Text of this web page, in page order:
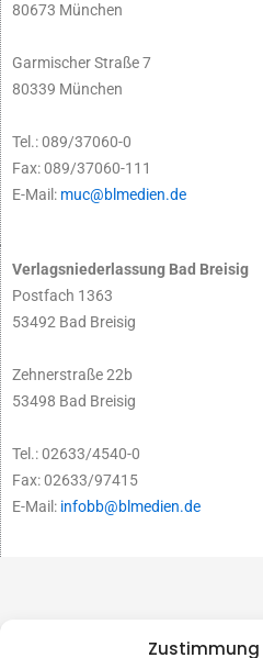
80673 München
Garmischer Straße 7
80339 München
Tel.: 089/37060-0
Fax: 089/37060-111
E-Mail: muc@blmedien.de
Verlagsniederlassung Bad Breisig
Postfach 1363
53492 Bad Breisig
Zehnerstraße 22b
53498 Bad Breisig
Tel.: 02633/4540-0
Fax: 02633/97415
E-Mail: infobb@blmedien.de